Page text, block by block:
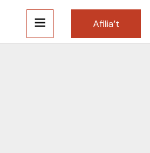
Afilia’t